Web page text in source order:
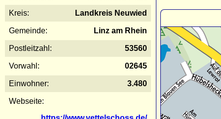
Kreis: Landkreis Neuwied
Gemeinde: Linz am Rhein
Postleitzahl: 53560
Vorwahl: 02645
Einwohner: 3.480
Webseite: